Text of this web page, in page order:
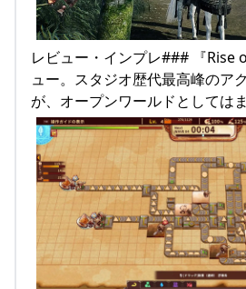
レビュー・インプレ### 『Rise
ュー。スタジオ歴代最高峰のア
が、オープンワールドとしては